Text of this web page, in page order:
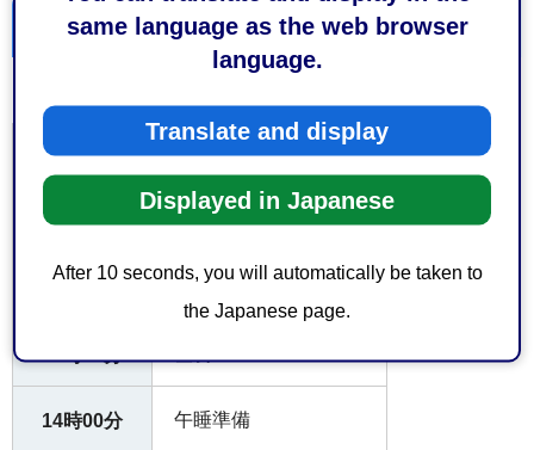
same language as the web browser
language.
Translate and display
Displayed in Japanese
After 10 seconds, you will automatically be taken to
the Japanese page.
こども園の一日
7時00分 登園（保育標準時間）
8時30分 登園（保育短時間）
教育・保育活動
11時30分
14時00分 午睡準備